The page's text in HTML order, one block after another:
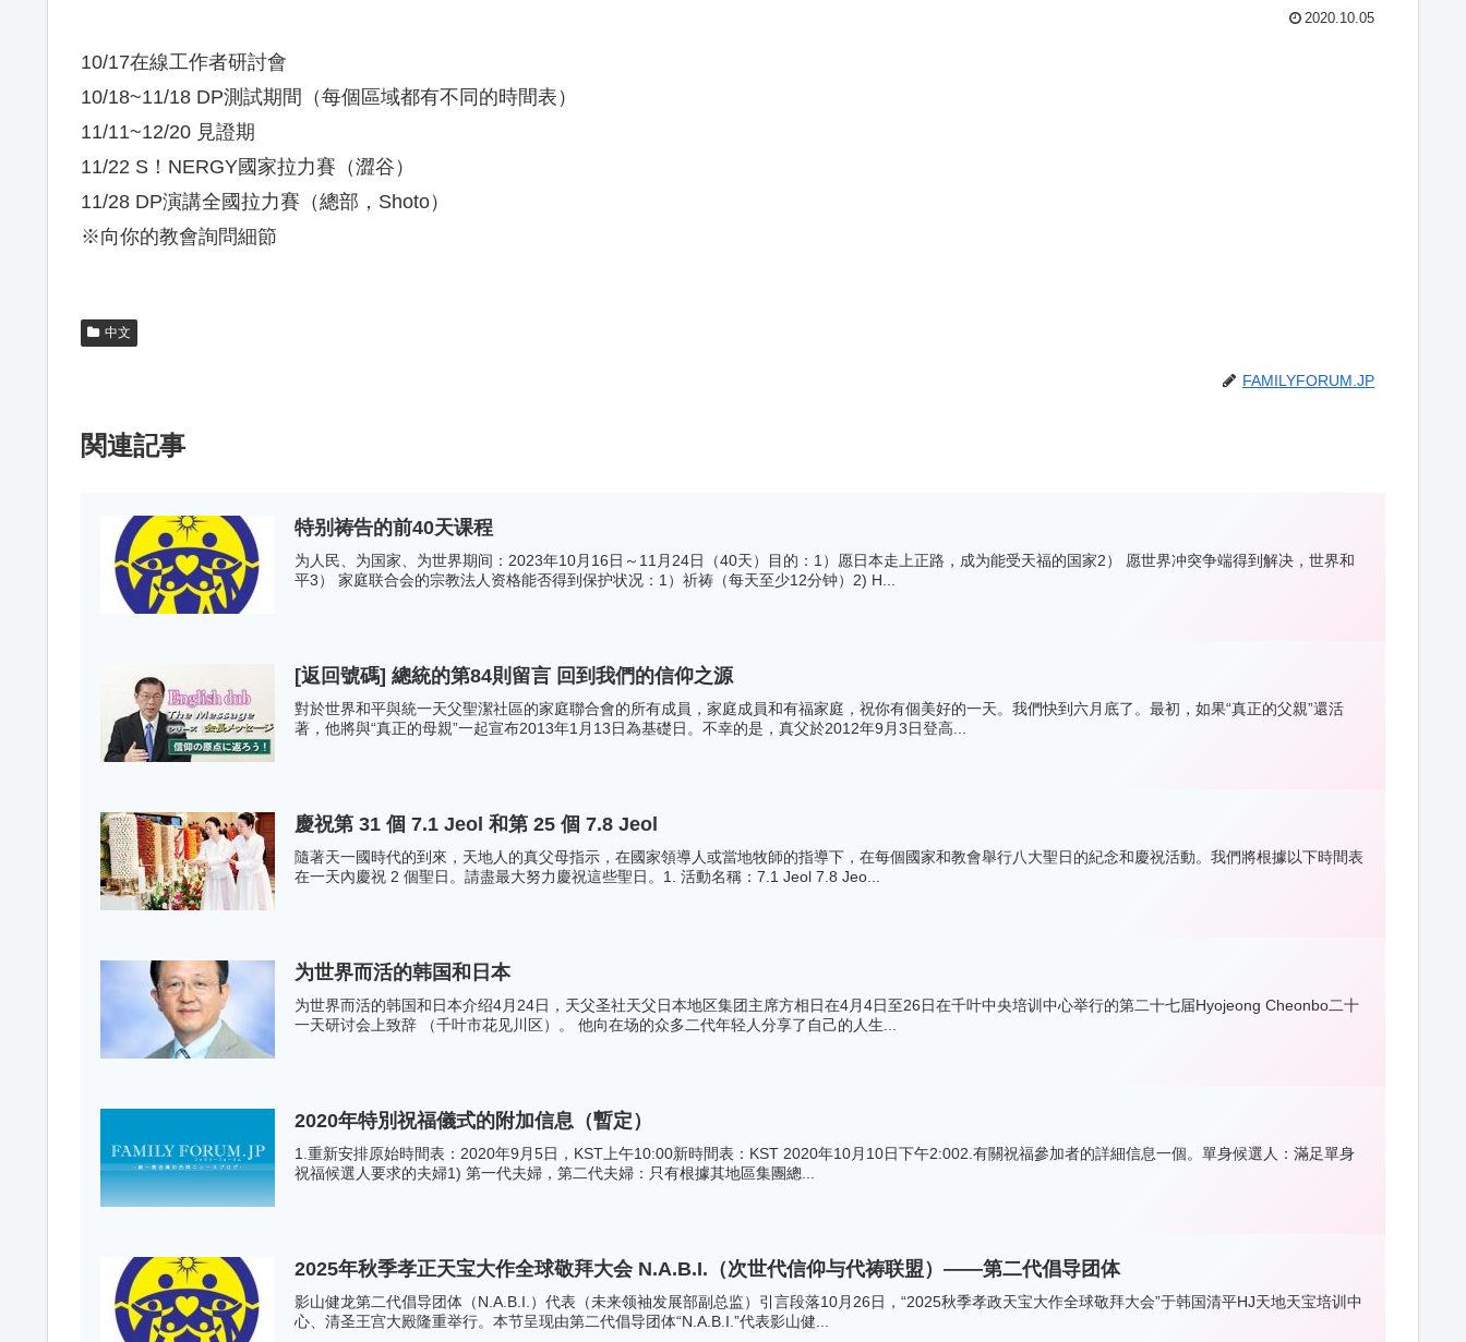
2020.10.05
10/17在線工作者研討會
10/18~11/18 DP測試期間（每個區域都有不同的時間表）
11/11~12/20 見證期
11/22 S！NERGY國家拉力賽（澀谷）
11/28 DP演講全國拉力賽（總部，Shoto）
※向你的教會詢問細節
中文
FAMILYFORUM.JP
関連記事
特别祷告的前40天课程
为人民、为国家、为世界期间：2023年10月16日～11月24日（40天）目的：1）愿日本走上正路，成为能受天福的国家2） 愿世界冲突争端得到解决，世界和
平3） 家庭联合会的宗教法人资格能否得到保护状况：1）祈祷（每天至少12分钟）2) H...
[返回號碼] 總統的第84則留言 回到我們的信仰之源
對於世界和平與統一天父聖潔社區的家庭聯合會的所有成員，家庭成員和有福家庭，祝你有個美好的一天。我們快到六月底了。最初，如果“真正的父親”還活
著，他將與“真正的母親”一起宣布2013年1月13日為基礎日。不幸的是，真父於2012年9月3日登高...
慶祝第 31 個 7.1 Jeol 和第 25 個 7.8 Jeol
隨著天一國時代的到來，天地人的真父母指示，在國家領導人或當地牧師的指導下，在每個國家和教會舉行八大聖日的紀念和慶祝活動。我們將根據以下時間表
在一天內慶祝 2 個聖日。請盡最大努力慶祝這些聖日。1. 活動名稱：7.1 Jeol 7.8 Jeo...
为世界而活的韩国和日本
为世界而活的韩国和日本介绍4月24日，天父圣社天父日本地区集团主席方相日在4月4日至26日在千叶中央培训中心举行的第二十七届Hyojeong Cheonbo二十
一天研讨会上致辞 （千叶市花见川区）。 他向在场的众多二代年轻人分享了自己的人生...
2020年特別祝福儀式的附加信息（暫定）
1.重新安排原始時間表：2020年9月5日，KST上午10:00新時間表：KST 2020年10月10日下午2:002.有關祝福參加者的詳細信息一個。單身候選人：滿足單身
祝福候選人要求的夫婦1) 第一代夫婦，第二代夫婦：只有根據其地區集團總...
2025年秋季孝正天宝大作全球敬拜大会 N.A.B.I.（次世代信仰与代祷联盟）——第二代倡导团体
影山健龙第二代倡导团体（N.A.B.I.）代表（未来领袖发展部副总监）引言段落10月26日，“2025秋季孝政天宝大作全球敬拜大会”于韩国清平HJ天地天宝培训中
心、清圣王宫大殿隆重举行。本节呈现由第二代倡导团体“N.A.B.I.”代表影山健...